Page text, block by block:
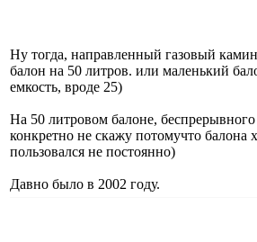
Ну тогда, направленный газовый
балон на 50 литров. или маленький
емкость, вроде 25)
На 50 литровом балоне,
конкретно не скажу потомучто балона
пользовался не постоянно)
Давно было в 2002 году.